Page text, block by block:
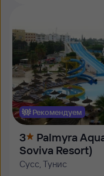
Рекомендуем
3
Palmyra
Soviva Resort)
Сусс, Тунис